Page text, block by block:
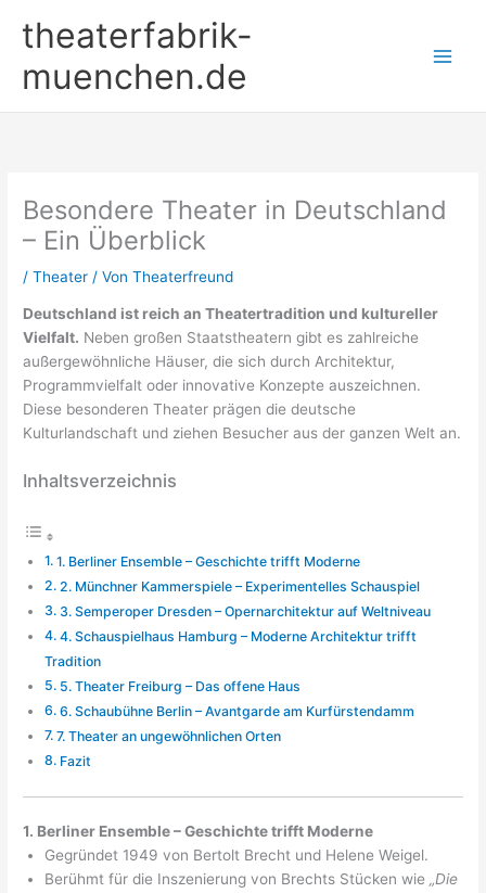
Inhalttheaterfabrik-
muenchen.de
Besondere Theater in Deutschland
– Ein Überblick
/Theater / VonTheaterfreund
Deutschland ist reich an Theatertradition und kultureller
Vielfalt. Neben großen Staatstheatern gibt es zahlreiche
außergewöhnliche Häuser, die sich durch Architektur,
Programmvielfalt oder innovative Konzepte auszeichnen.
Diese besonderen Theater prägen die deutsche
Kulturlandschaft und ziehen Besucher aus der ganzen Welt an.
Inhaltsverzeichnis
1. Berliner Ensemble – Geschichte trifft Moderne
2. Münchner Kammerspiele – Experimentelles Schauspiel
3. Semperoper Dresden – Opernarchitektur auf Weltniveau
4. Schauspielhaus Hamburg – Moderne Architektur trifft
Tradition
5. Theater Freiburg – Das offene Haus
6. Schaubühne Berlin – Avantgarde am Kurfürstendamm
7. Theater an ungewöhnlichen Orten
Fazit
1. Berliner Ensemble – Geschichte trifft Moderne
Gegründet 1949 von Bertolt Brecht und Helene Weigel.
Berühmt für die Inszenierung von Brechts Stücken wie„Die